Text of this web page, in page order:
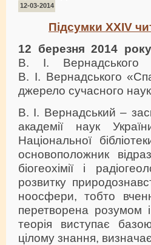
12-03-2014
Підсумки XXIV
12 березня 2014 року
В. І. Вернадського
В. І. Вернадського
джерело сучасного
В. І. Вернадський –
академії наук
Національної
основоположник
біогеохімії і
розвитку
ноосфери, тобто
перетворена
теорія виступає
цілому знання, визначає